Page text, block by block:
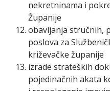
nekretninama i
Županije
obavljanja stručnih,
poslova za
križevačke županije
izrade strateških
pojedinačnih akata